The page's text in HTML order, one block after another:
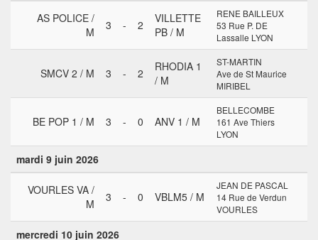
AS POLICE /
M
3 - 2
VILLETTE
PB / M
RENE BAILLEUX
53 Rue P. DE
Lassalle LYON
SMCV 2 / M 3 - 2
RHODIA 1
/ M
ST-MARTIN
Ave de St Maurice
MIRIBEL
BE POP 1 / M 3 - 0 ANV 1 / M
BELLECOMBE
161 Ave Thiers
LYON
mardi 9 juin 2026
VOURLES VA /
M
3 - 0 VBLM5 / M
JEAN DE PASCAL
14 Rue de Verdun
VOURLES
mercredi 10 juin 2026